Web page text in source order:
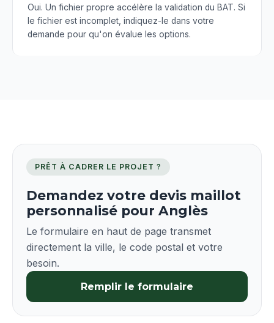
Oui. Un fichier propre accélère la validation du BAT. Si
le fichier est incomplet, indiquez-le dans votre
demande pour qu'on évalue les options.
PRÊT À CADRER LE PROJET ?
Demandez votre devis maillot
personnalisé pour Anglès
Le formulaire en haut de page transmet
directement la ville, le code postal et votre
besoin.
Remplir le formulaire